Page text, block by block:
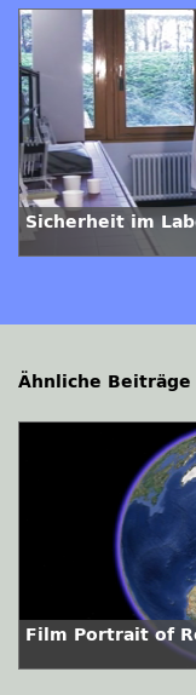
Sicherheit im
Ähnliche Beiträge
Film Portrait of